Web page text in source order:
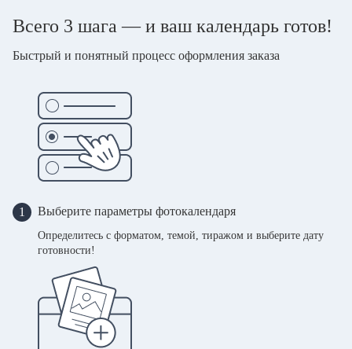
Всего 3 шага — и ваш календарь готов!
Быстрый и понятный процесс оформления заказа
1 Выберите параметры фотокалендаря
Определитесь с форматом, темой, тиражом и выберите дату
готовности!